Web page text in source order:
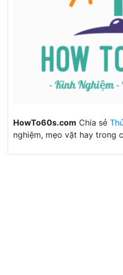
HowTo60s.com Chia sẻ
nghiệm, mẹo vặt hay trong